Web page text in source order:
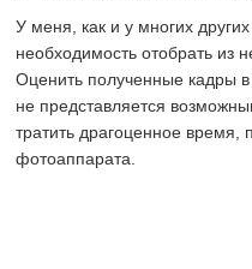
У меня, как и у многих
необходимость отобрать из
Оценить полученные кадры
не представляется
тратить драгоценное время,
фотоаппарата.